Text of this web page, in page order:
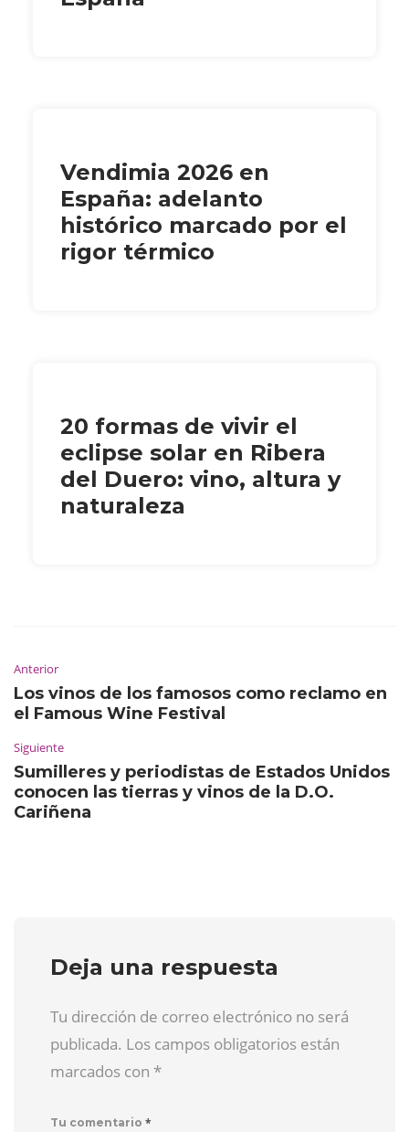
Vendimia 2026 en
España: adelanto
histórico marcado por el
rigor térmico
20 formas de vivir el
eclipse solar en Ribera
del Duero: vino, altura y
naturaleza
Anterior
Los vinos de los famosos como reclamo en
el Famous Wine Festival
Siguiente
Sumilleres y periodistas de Estados Unidos
conocen las tierras y vinos de la D.O.
Cariñena
Deja una respuesta
Tu dirección de correo electrónico no será
publicada. Los campos obligatorios están
marcados con *
Tu comentario *